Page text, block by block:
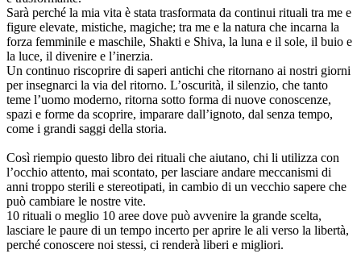
Sarà perché la mia vita è stata trasformata da continui rituali tra me e
figure elevate, mistiche, magiche; tra me e la natura che incarna la
forza femminile e maschile, Shakti e Shiva, la luna e il sole, il buio e
la luce, il divenire e l’inerzia.
Un continuo riscoprire di saperi antichi che ritornano ai nostri giorni
per insegnarci la via del ritorno. L’oscurità, il silenzio, che tanto
teme l’uomo moderno, ritorna sotto forma di nuove conoscenze,
spazi e forme da scoprire, imparare dall’ignoto, dal senza tempo,
come i grandi saggi della storia.
Così riempio questo libro dei rituali che aiutano, chi li utilizza con
l’occhio attento, mai scontato, per lasciare andare meccanismi di
anni troppo sterili e stereotipati, in cambio di un vecchio sapere che
può cambiare le nostre vite.
10 rituali o meglio 10 aree dove può avvenire la grande scelta,
lasciare le paure di un tempo incerto per aprire le ali verso la libertà,
perché conoscere noi stessi, ci renderà liberi e migliori.